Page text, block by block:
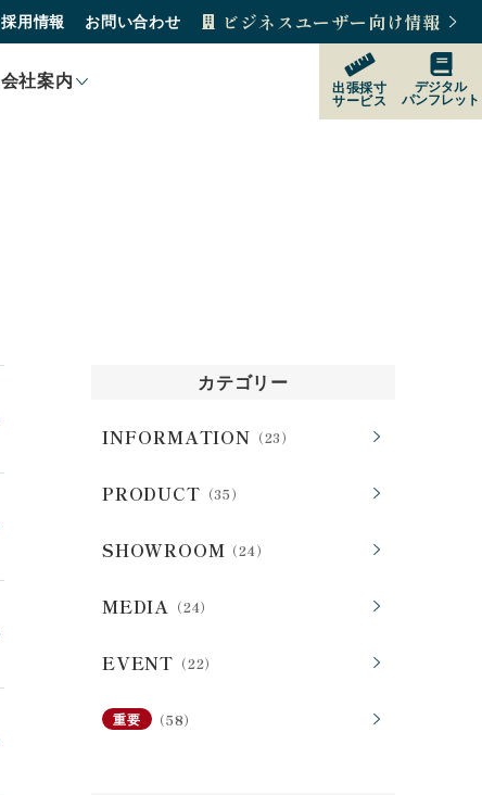
採用情報 お問い合わせ ビジネスユーザー向け情報
会社案内
出張採寸
サービス
デジタル
パンフレット
カテゴリー
INFORMATION （23）
PRODUCT （35）
SHOWROOM （24）
MEDIA （24）
EVENT （22）
重要 （58）
サポート